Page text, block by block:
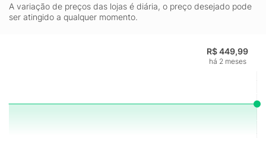
A variação de preços das lojas é diária, o preço desejado pode
ser atingido a qualquer momento.
R$ 449,99
há 2 meses